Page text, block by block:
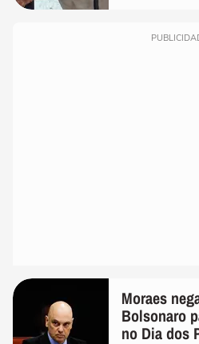
Moraes
Bolsonaro
no Dia dos